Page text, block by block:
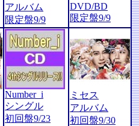
アルバム
限定盤9/9
DVD/BD
限定盤9/9
Number_i
シングル
初回盤9/23
ミセス
アルバム
初回盤9/30